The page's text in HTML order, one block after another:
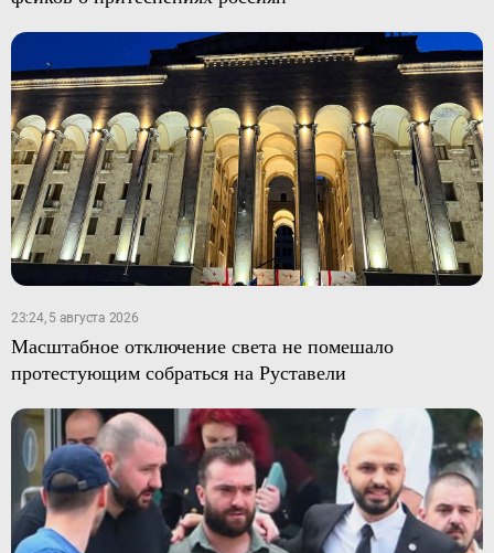
23:24, 5 августа 2026
Масштабное отключение света не помешало
протестующим собраться на Руставели